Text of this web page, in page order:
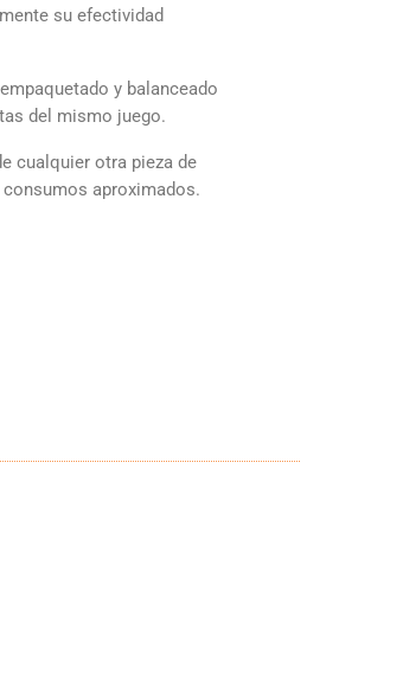
su efectividad
y balanceado
del mismo juego.
cualquier otra pieza de
aproximados.